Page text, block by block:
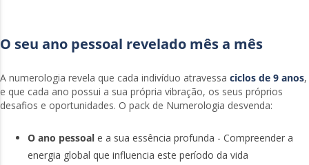
O seu ano pessoal revelado mês a mês
A numerologia revela que cada indivíduo atravessa ciclos de 9 anos,
e que cada ano possui a sua própria vibração, os seus próprios
desafios e oportunidades. O pack de Numerologia desvenda:
O ano pessoal e a sua essência profunda - Compreender a
energia global que influencia este período da vida